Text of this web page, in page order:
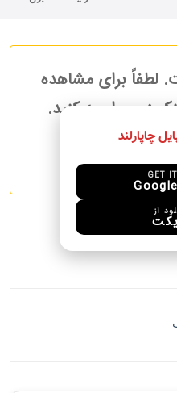
لطفاً برای مشاهده
زیر مراجعه کنید.
چاپارلند
GET
از